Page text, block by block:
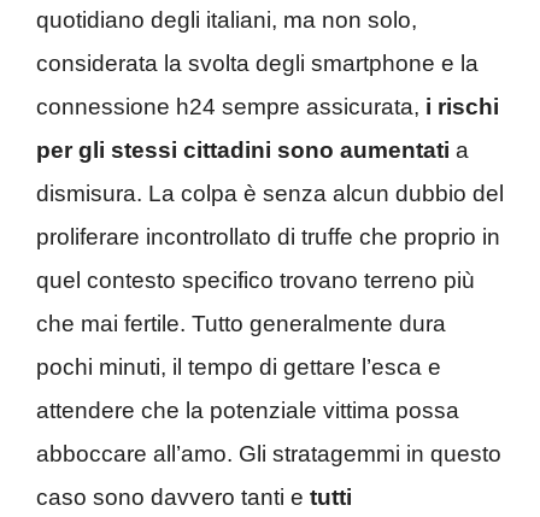
quotidiano degli italiani, ma non solo,
considerata la svolta degli smartphone e la
connessione h24 sempre assicurata, i rischi
per gli stessi cittadini sono aumentati a
dismisura. La colpa è senza alcun dubbio del
proliferare incontrollato di truffe che proprio in
quel contesto specifico trovano terreno più
che mai fertile. Tutto generalmente dura
pochi minuti, il tempo di gettare l’esca e
attendere che la potenziale vittima possa
abboccare all’amo. Gli stratagemmi in questo
caso sono davvero tanti e tutti